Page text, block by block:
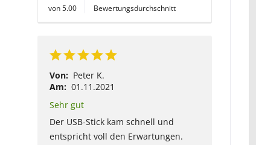
von 5.00 Bewertungsdurchschnitt
Von: Peter K.
Am: 01.11.2021
Sehr gut
Der USB-Stick kam schnell und
entspricht voll den Erwartungen.